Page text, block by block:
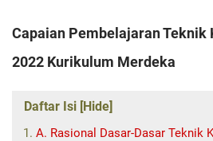
Capaian Pembelajaran Teknik
2022 Kurikulum Merdeka
Daftar Isi [Hide]
A. Rasional Dasar-Dasar Teknik